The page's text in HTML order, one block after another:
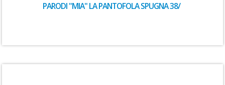
PARODI "MIA" LA PANTOFOLA SPUGNA 38/